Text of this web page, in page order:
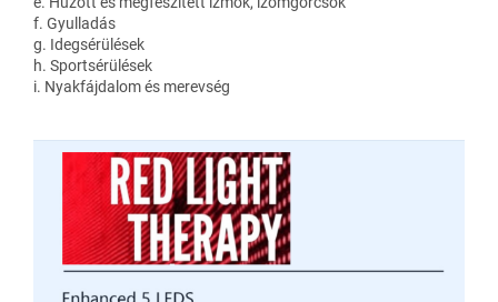
f. Gyulladás
g. Idegsérülések
h. Sportsérülések
i. Nyakfájdalom és merevség